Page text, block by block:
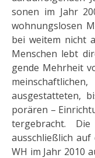
sonen im Jahr
wohnungslosen
bei weitem nicht
Menschen lebt
gende Mehr­heit
ausgestatte­ten,
porären –
tergebracht.
ausschließlich
WH im Jahr 2010